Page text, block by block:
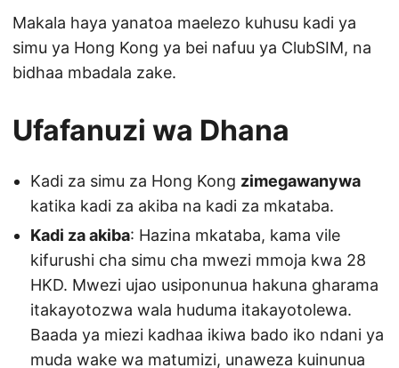
Makala haya yanatoa maelezo kuhusu kadi ya
simu ya Hong Kong ya bei nafuu ya ClubSIM, na
bidhaa mbadala zake.
Ufafanuzi wa Dhana
Kadi za simu za Hong Kong zimegawanywa
katika kadi za akiba na kadi za mkataba.
Kadi za akiba: Hazina mkataba, kama vile
kifurushi cha simu cha mwezi mmoja kwa 28
HKD. Mwezi ujao usiponunua hakuna gharama
itakayotozwa wala huduma itakayotolewa.
Baada ya miezi kadhaa ikiwa bado iko ndani ya
muda wake wa matumizi, unaweza kuinunua